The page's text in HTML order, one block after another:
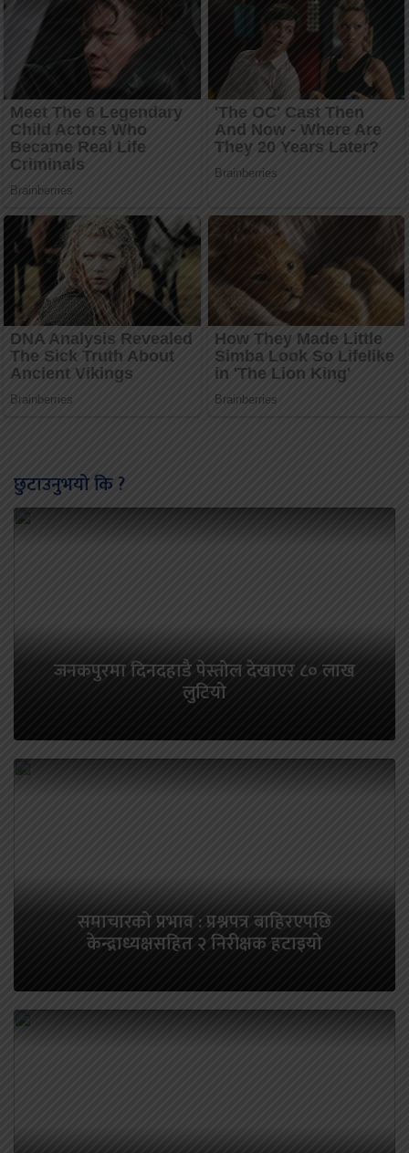
छुटाउनुभयो कि ?
जनकपुरमा दिनदहाडै पेस्तोल देखाएर ८० लाख
लुटियो
समाचारको प्रभाव : प्रश्नपत्र बाहिरएपछि
केन्द्राध्यक्षसहित २ निरीक्षक हटाइयो